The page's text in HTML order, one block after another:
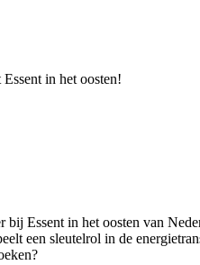
in het oosten!
Essent in het oosten van
een sleutelrol in de